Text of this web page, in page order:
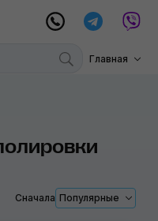
Главная
Сначала Популярные